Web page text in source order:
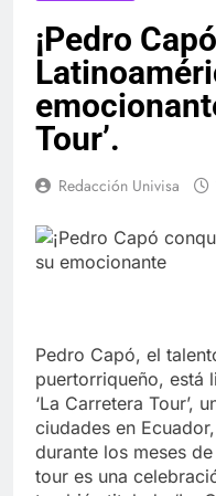
¡Pedro
Tour’.
Redacción Univisa
Pedro Capó, el
puertorriqueño, está
‘La Carretera Tour’,
ciudades en
durante los meses
tour es una